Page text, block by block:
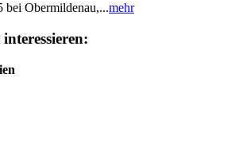
Obermildenau,...mehr